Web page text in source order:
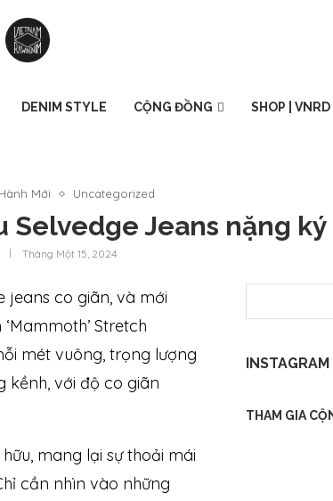
DENIM STYLE CỘNG ĐỒNG SHOP | VNRD
Mới Uncategorized
Selvedge Jeans nặng ký
Tháng Một 15, 2024
jeans co giãn, và mới
Stretch
mét vuông, trọng lượng
kềnh, với độ co giãn
mang lại sự thoải mái
cần nhìn vào những
INSTAGRAM
THAM GIA